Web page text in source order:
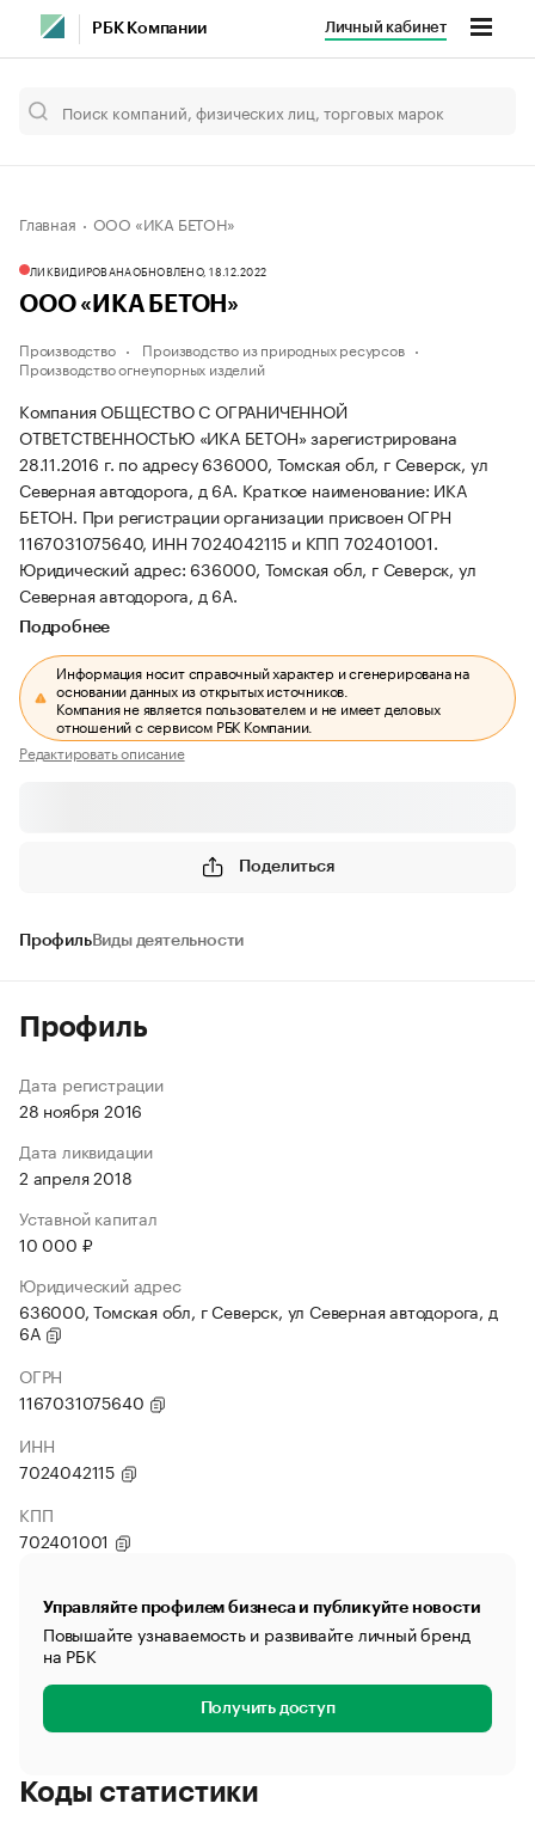
РБК Компании Личный кабинет
Главная ООО «ИКА БЕТОН»
ЛИКВИДИРОВАНАОБНОВЛЕНО, 18.12.2022
ООО «ИКА БЕТОН»
Производство
Производство из природных ресурсов
Производство огнеупорных изделий
Компания ОБЩЕСТВО С ОГРАНИЧЕННОЙ
ОТВЕТСТВЕННОСТЬЮ «ИКА БЕТОН» зарегистрирована
28.11.2016 г. по адресу 636000, Томская обл, г Северск, ул
Северная автодорога, д 6А. Краткое наименование: ИКА
БЕТОН. При регистрации организации присвоен ОГРН
1167031075640, ИНН 7024042115 и КПП 702401001.
Юридический адрес: 636000, Томская обл, г Северск, ул
Северная автодорога, д 6А.
Подробнее
Информация носит справочный характер и сгенерирована на
основании данных из открытых источников.
Компания не является пользователем и не имеет деловых
отношений с сервисом РБК Компании.
Редактировать описание
Поделиться
ПрофильВиды деятельности
Профиль
Дата регистрации
28 ноября 2016
Дата ликвидации
2 апреля 2018
Уставной капитал
10 000 ₽
Юридический адрес
636000, Томская обл, г Северск, ул Северная автодорога, д
6А
ОГРН
1167031075640
ИНН
7024042115
КПП
702401001
Управляйте профилем бизнеса и публикуйте новости
Повышайте узнаваемость и развивайте личный бренд
на РБК
Получить доступ
Коды статистики